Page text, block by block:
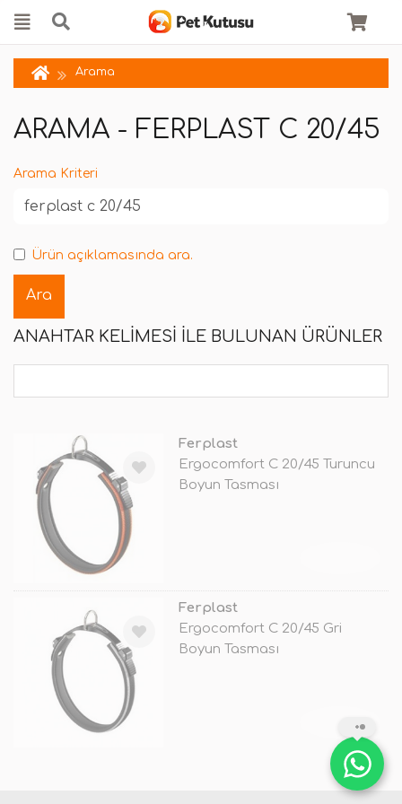
Arama
ARAMA - FERPLAST C 20/45
Arama Kriteri
Ürün açıklamasında ara.
ANAHTAR KELIMESI ILE BULUNAN ÜRÜNLER
Ferplast
Ergocomfort C 20/45 Turuncu
Boyun Tasması
Ferplast
Ergocomfort C 20/45 Gri
Boyun Tasması
TÜKENDİ